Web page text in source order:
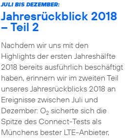
JULI BIS DEZEMBER:
Jahresrückblick 2018
– Teil 2
Nachdem wir uns mit den
Highlights der ersten Jahreshälfte
2018 bereits ausführlich beschäftigt
haben, erinnern wir im zweiten Teil
unseres Jahresrückblicks 2018 an
Ereignisse zwischen Juli und
Dezember: O2sicherte sich die
Spitze des Connect-Tests als
Münchens bester LTE-Anbieter,